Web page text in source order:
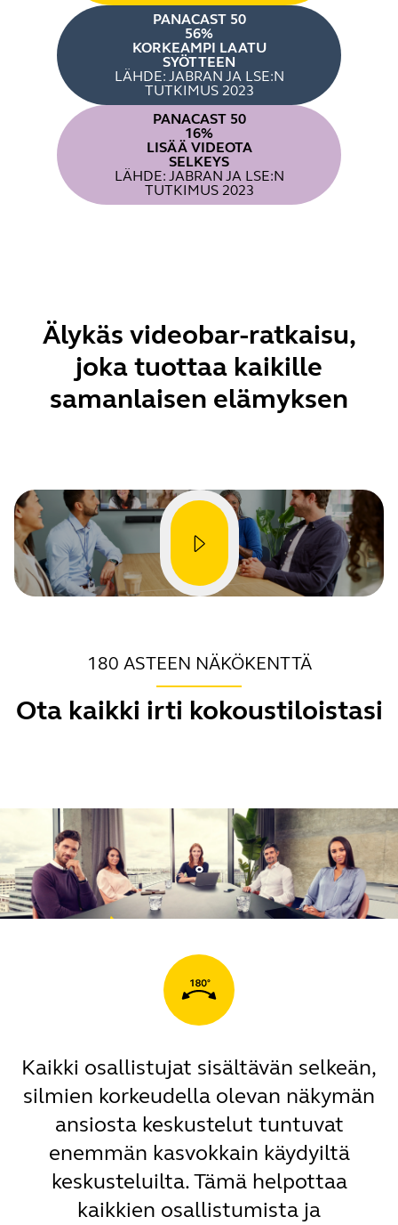
PANACAST 50
56%
KORKEAMPI LAATU
SYÖTTEEN
LÄHDE: JABRAN JA LSE:N
TUTKIMUS 2023
PANACAST 50
16%
LISÄÄ VIDEOTA
SELKEYS
LÄHDE: JABRAN JA LSE:N
TUTKIMUS 2023
Älykäs videobar-ratkaisu,
joka tuottaa kaikille
samanlaisen elämyksen
180 ASTEEN NÄKÖKENTTÄ
Ota kaikki irti kokoustiloistasi
°
Kaikki osallistujat sisältävän selkeän,
silmien korkeudella olevan näkymän
ansiosta keskustelut tuntuvat
enemmän kasvokkain käydyiltä
keskusteluilta. Tämä helpottaa
kaikkien osallistumista ja